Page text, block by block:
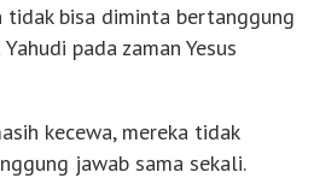
tidak bisa diminta bertanggung
pada zaman Yesus
kecewa, mereka tidak
jawab sama sekali.